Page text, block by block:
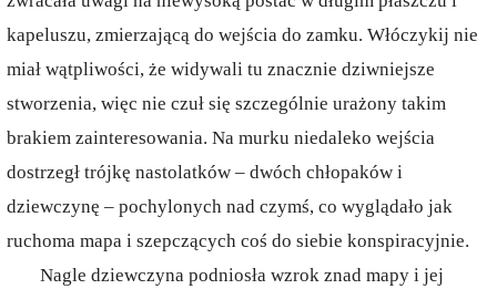
kapeluszu, zmierzającą do wejścia do zamku. Włóczykij nie
miał wątpliwości, że widywali tu znacznie dziwniejsze
stworzenia, więc nie czuł się szczególnie urażony takim
brakiem zainteresowania. Na murku niedaleko wejścia
dostrzegł trójkę nastolatków – dwóch chłopaków i
dziewczynę – pochylonych nad czymś, co wyglądało jak
ruchoma mapa i szepczących coś do siebie konspiracyjnie.
Nagle dziewczyna podniosła wzrok znad mapy i jej